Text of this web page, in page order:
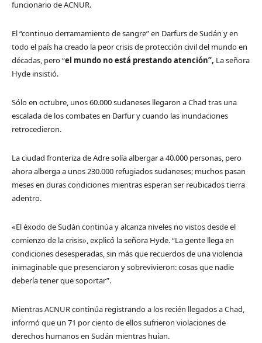
funcionario de ACNUR.
El “continuo derramamiento de sangre” en Darfurs de Sudán y en
todo el país ha creado la peor crisis de protección civil del mundo en
décadas, pero “el mundo no está prestando atención”, La señora
Hyde insistió.
Sólo en octubre, unos 60.000 sudaneses llegaron a Chad tras una
escalada de los combates en Darfur y cuando las inundaciones
retrocedieron.
La ciudad fronteriza de Adre solía albergar a 40.000 personas, pero
ahora alberga a unos 230.000 refugiados sudaneses; muchos pasan
meses en duras condiciones mientras esperan ser reubicados tierra
adentro.
«El éxodo de Sudán continúa y alcanza niveles no vistos desde el
comienzo de la crisis», explicó la señora Hyde. “La gente llega en
condiciones desesperadas, sin más que recuerdos de una violencia
inimaginable que presenciaron y sobrevivieron: cosas que nadie
debería tener que soportar”.
Mientras ACNUR continúa registrando a los recién llegados a Chad,
informó que un 71 por ciento de ellos sufrieron violaciones de
derechos humanos en Sudán mientras huían.